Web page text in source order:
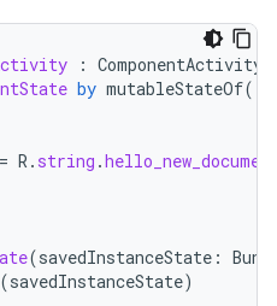
: ComponentActivity
by mutableStateOf(
= R . string .
(savedInstanceState :
(savedInstanceState)